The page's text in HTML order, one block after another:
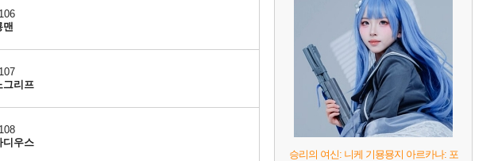
맨
그리프
디우스
승리의 여신: 니케 기묭묭지 아르카나: 포